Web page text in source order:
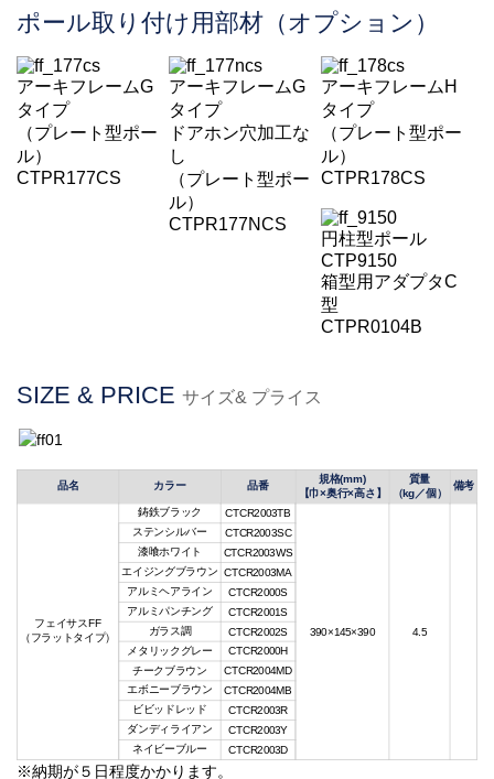
ポール取り付け用部材（オプション）
アーキフレームG
タイプ
（プレート型ポー
ル）
CTPR177CS
アーキフレームG
タイプ
ドアホン穴加工な
し
（プレート型ポー
ル）
CTPR177NCS
アーキフレームH
タイプ
（プレート型ポー
ル）
CTPR178CS
円柱型ポール
CTP9150
箱型用アダプタC
型
CTPR0104B
SIZE & PRICE サイズ& プライス
品名 カラー 品番
規格(mm)
【巾×奥行×高さ】
質量
（kg／個）
備考
フェイサスFF
（フラットタイプ）
鋳鉄ブラック CTCR2003TB
390×145×390 4.5
ステンシルバー CTCR2003SC
漆喰ホワイト
CTCR2003WS
エイジングブラウン CTCR2003MA
アルミヘアライン CTCR2000S
アルミパンチング CTCR2001S
ガラス調
CTCR2002S
メタリックグレー CTCR2000H
チークブラウン CTCR2004MD
エボニーブラウン CTCR2004MB
ビビッドレッド CTCR2003R
ダンディライアン CTCR2003Y
ネイビーブルー
CTCR2003D
※納期が５日程度かかります。